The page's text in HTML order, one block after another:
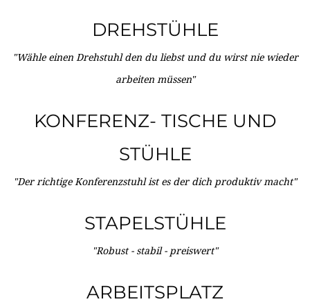
DREHSTÜHLE
"Wähle einen Drehstuhl den du liebst und du wirst nie wieder
arbeiten müssen"
KONFERENZ- TISCHE UND
STÜHLE
"Der richtige Konferenzstuhl ist es der dich produktiv macht"
STAPELSTÜHLE
"Robust - stabil - preiswert"
ARBEITSPLATZ